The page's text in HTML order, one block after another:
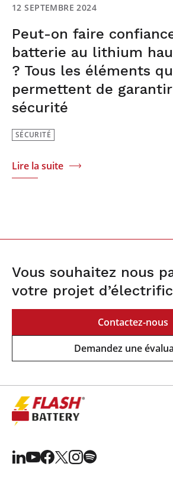
12 SEPTEMBRE 2024
Peut-on faire
batterie au lithium
? Tous les éléments
permettent de
sécurité
SÉCURITÉ
Lire la suite
Vous souhaitez nous
votre projet
Contactez-nous
Demandez une